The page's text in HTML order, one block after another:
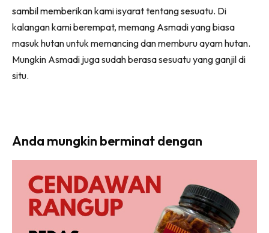
sambil memberikan kami isyarat tentang sesuatu. Di
kalangan kami berempat, memang Asmadi yang biasa
masuk hutan untuk memancing dan memburu ayam hutan.
Mungkin Asmadi juga sudah berasa sesuatu yang ganjil di
situ.
Anda mungkin berminat dengan